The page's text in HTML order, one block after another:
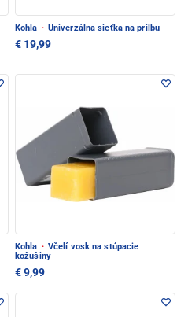
Kohla · Univerzálna sieťka na prilbu
€ 19,99
Kohla · Včelí vosk na stúpacie
kožušiny
€ 9,99